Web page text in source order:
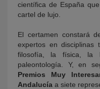
científica de España
cartel de lujo.
El certamen constará
expertos en disciplinas
filosofía, la física, la
paleontología. Y, en
Premios Muy
Andalucía a siete